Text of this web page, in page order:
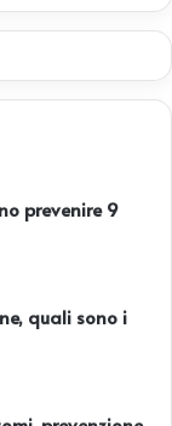
prevenire 9
quali sono i